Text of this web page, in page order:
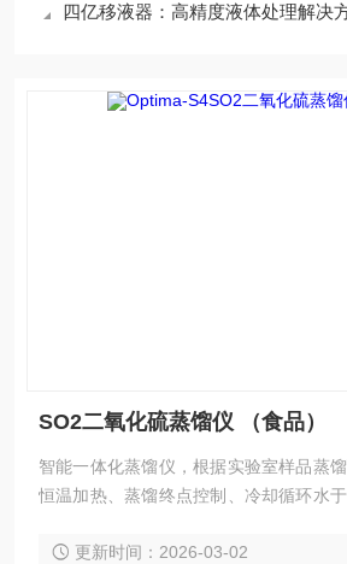
四亿移液器：高精度液体处理解决方案，赋能
SO2二氧化硫蒸馏仪 （食品）
智能一体化蒸馏仪，根据实验室样品蒸
恒温加热、蒸馏终点控制、冷却循环水于
防止暴沸、蒸馏终点自动识别、高效回
更新时间：2026-03-02